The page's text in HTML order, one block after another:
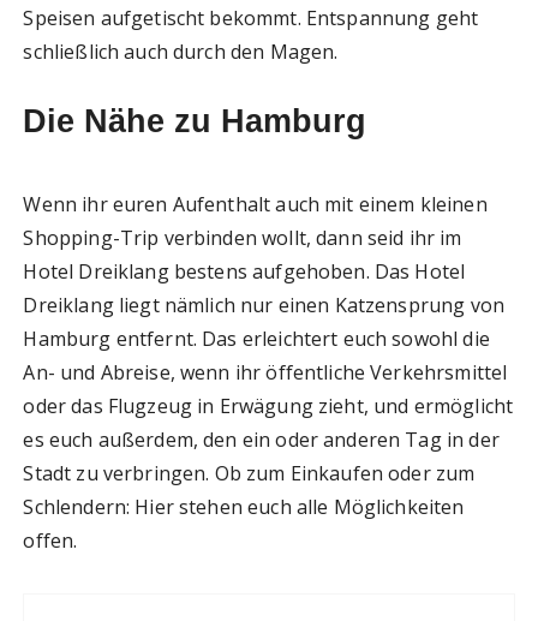
Speisen aufgetischt bekommt. Entspannung geht
schließlich auch durch den Magen.
Die Nähe zu Hamburg
Wenn ihr euren Aufenthalt auch mit einem kleinen
Shopping-Trip verbinden wollt, dann seid ihr im
Hotel Dreiklang bestens aufgehoben. Das Hotel
Dreiklang liegt nämlich nur einen Katzensprung von
Hamburg entfernt. Das erleichtert euch sowohl die
An- und Abreise, wenn ihr öffentliche Verkehrsmittel
oder das Flugzeug in Erwägung zieht, und ermöglicht
es euch außerdem, den ein oder anderen Tag in der
Stadt zu verbringen. Ob zum Einkaufen oder zum
Schlendern: Hier stehen euch alle Möglichkeiten
offen.